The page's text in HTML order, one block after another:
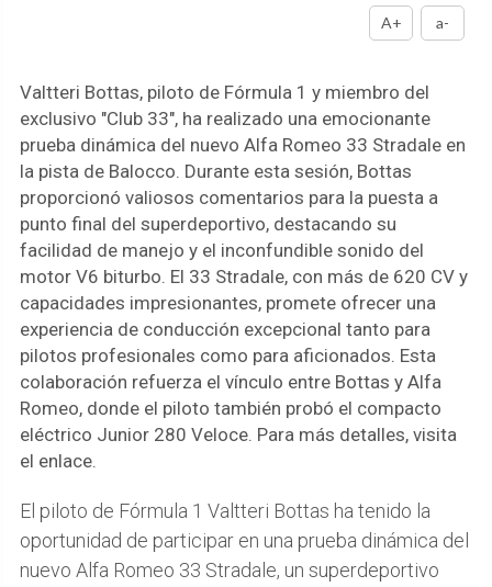
A+ a-
Valtteri Bottas, piloto de Fórmula 1 y miembro del
exclusivo "Club 33", ha realizado una emocionante
prueba dinámica del nuevo Alfa Romeo 33 Stradale en
la pista de Balocco. Durante esta sesión, Bottas
proporcionó valiosos comentarios para la puesta a
punto final del superdeportivo, destacando su
facilidad de manejo y el inconfundible sonido del
motor V6 biturbo. El 33 Stradale, con más de 620 CV y
capacidades impresionantes, promete ofrecer una
experiencia de conducción excepcional tanto para
pilotos profesionales como para aficionados. Esta
colaboración refuerza el vínculo entre Bottas y Alfa
Romeo, donde el piloto también probó el compacto
eléctrico Junior 280 Veloce. Para más detalles, visita
el enlace.
El piloto de Fórmula 1 Valtteri Bottas ha tenido la
oportunidad de participar en una prueba dinámica del
nuevo Alfa Romeo 33 Stradale, un superdeportivo